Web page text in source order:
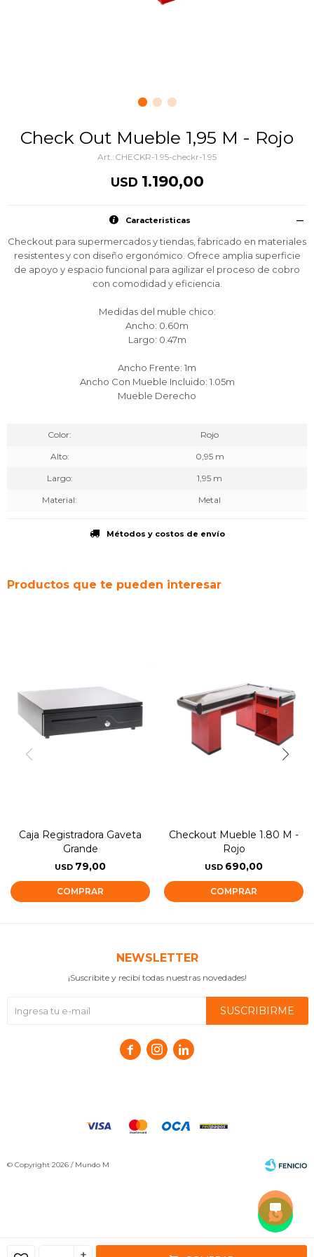
Check Out Mueble 1,95 M - Rojo
CHECKR-1.95-checkr-1.95
USD 1.190,00
Caracteristicas
Checkout para supermercados y tiendas, fabricado en materiales
resistentes y con diseño ergonómico. Ofrece amplia superficie
de apoyo y espacio funcional para agilizar el proceso de cobro
con comodidad y eficiencia.
Medidas del muble chico:
Ancho: 0.60m
Largo: 0.47m
Ancho Frente: 1m
Ancho Con Mueble Incluido: 1.05m
Mueble Derecho
Color Rojo
Alto 0,95 m
Largo 1,95 m
Material Metal
Métodos y costos de envío
Productos que te pueden interesar
Caja Registradora Gaveta
Grande
USD 79,00
Checkout Mueble 1.80 M -
Rojo
USD 690,00
NEWSLETTER
¡Suscribite y recibí todas nuestras novedades!
SUSCRIBIRME
  
© Copyright 2026 / Mundo M